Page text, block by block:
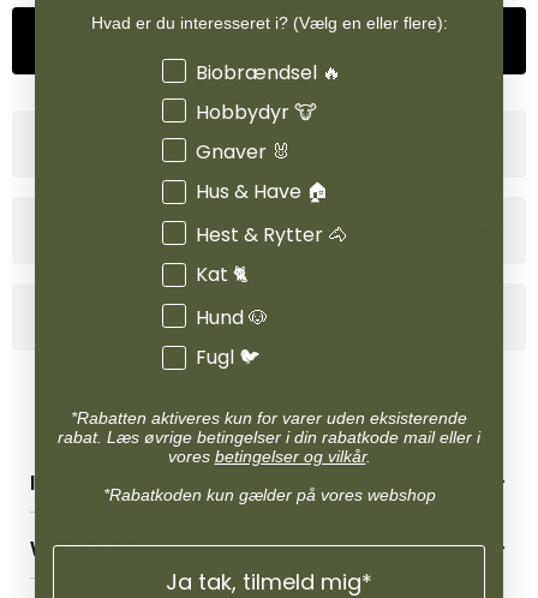
smagsforstærkere, farvestoffer og konserveringsmidler.
Tilføj til kurv
Produktinformation
INFORMATION
Reklamations- & fortrydelsesret
Levering & afhentning
VORES BUTIK
Hvad er du interesseret i? (Vælg en eller flere):
Interesser
Biobrændsel 🔥
Hobbydyr 🐮
Gnaver 🐰
Hus & Have 🏠
Hest & Rytter 🐴
Kat 🐈
Hund 🐶
Fugl 🐦
*Rabatten aktiveres kun for varer uden eksisterende
rabat. Læs øvrige betingelser i din rabatkode mail eller i
vores betingelser og vilkår.
*Rabatkoden kun gælder på vores webshop
Ja tak, tilmeld mig*